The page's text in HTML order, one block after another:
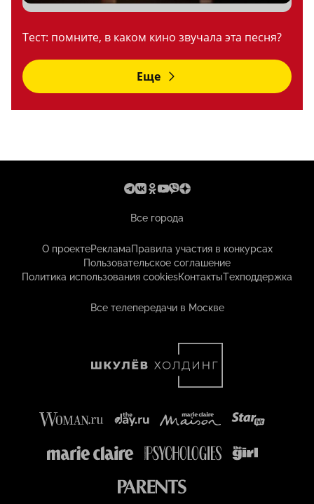
Тест: помните, в каком кино звучала эта песня?
Еще
Все города
О проектеРекламаПравила участия в конкурсах
Пользовательское соглашение
Политика использования cookiesКонтактыТехподдержка
Все телепередачи в Москве